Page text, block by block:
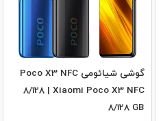
گوشی شیائومی Poco X3 NFC
8/128 | Xiaomi Poco X3 NFC
8/128 GB